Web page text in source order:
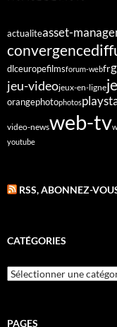
actualiteasset-
convergence
dlceuropefilmsforum-webfr
jeu-videojeux-en-ligne
orangephotophotos
video-newsweb-tv
youtube
RSS, ABONNEZ-
CATÉGORIES
Catégories
PAGES